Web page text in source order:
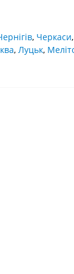
, Черкаси,
, Луцьк,